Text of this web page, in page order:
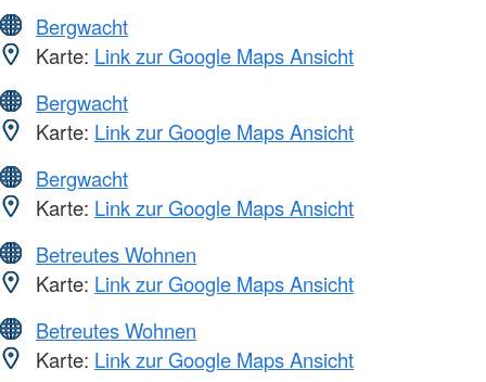
Bergwacht
Karte: Link zur Google Maps Ansicht
Bergwacht
Karte: Link zur Google Maps Ansicht
Bergwacht
Karte: Link zur Google Maps Ansicht
Betreutes Wohnen
Karte: Link zur Google Maps Ansicht
Betreutes Wohnen
Karte: Link zur Google Maps Ansicht